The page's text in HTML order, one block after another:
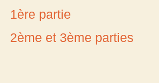
1ère partie
2ème et 3ème parties